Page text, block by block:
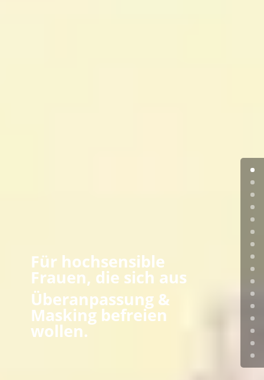
Für hochsensible
Frauen, die sich aus
Überanpassung &
Masking befreien
wollen.